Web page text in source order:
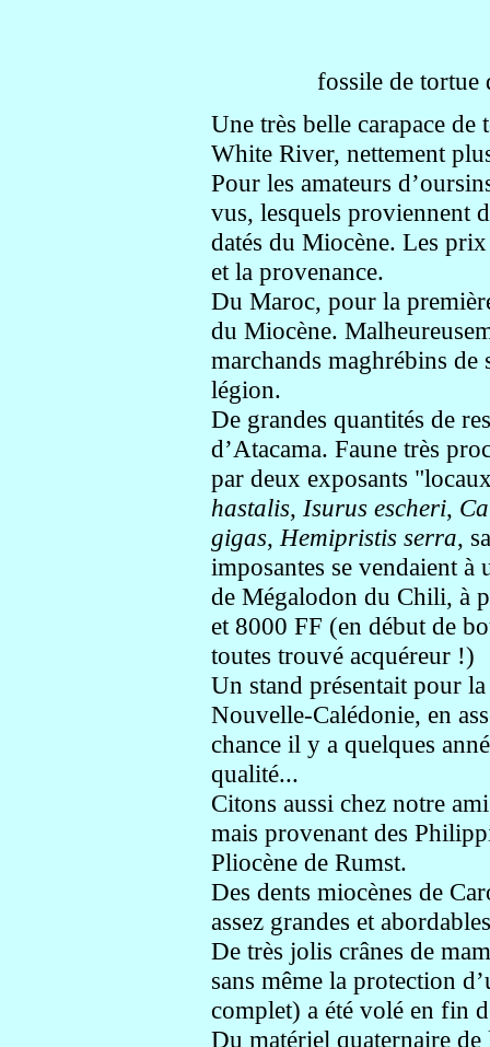
fossile de tortue
Une très belle carapace
White River, nettement
Pour les amateurs
vus, lesquels proviennent
datés du Miocène. Les
et la provenance.
Du Maroc, pour la
du Miocène.
marchands maghrébins de
légion.
De grandes quantités de
d’Atacama. Faune très
par deux exposants
hastalis, Isurus escheri,
gigas, Hemipristis serra,
imposantes se vendaient
de Mégalodon du Chili, à
et 8000 FF (en début de
toutes trouvé acquéreur !)
Un stand présentait pour
Nouvelle-Calédonie, en
chance il y a quelques
qualité...
Citons aussi chez notre
mais provenant des
Pliocène de Rumst.
Des dents miocènes de
assez grandes et
De très jolis crânes de
sans même la protection
complet) a été volé en fin
Du matériel quaternaire